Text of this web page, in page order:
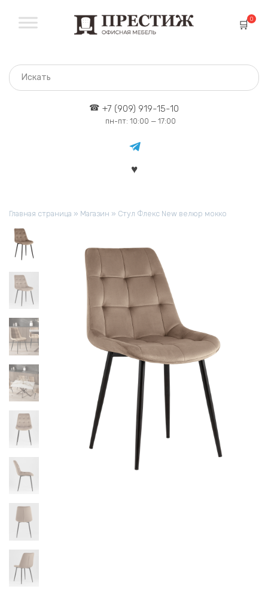
содержанию
0
+7 (909) 919-15-10
пн-пт: 10:00 — 17:00
Главная страница » Магазин » Стул Флекс New велюр мокко